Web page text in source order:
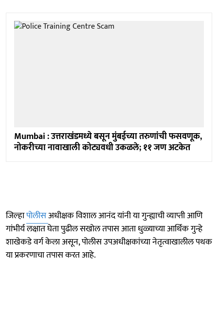
Mumbai : उत्तराखंडमध्ये बसून मुंबईच्या तरुणांची फसवणूक,
नोकरीच्या नावाखाली कोट्यवधी उकळले; ११ जण अटकेत
जिल्हापोलीसअधीक्षक विशाल आनंद यांनी या गुन्ह्याची व्याप्ती आणि
गांभीर्य लक्षात घेता पुढील सखोल तपास आता धुळ्याच्या आर्थिक गुन्हे
शाखेकडे वर्ग केला असून, पोलीस उपअधीक्षकांच्या नेतृत्वाखालील पथक
या प्रकरणाचा तपास करत आहे.